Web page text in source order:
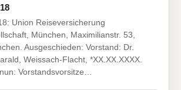
Union Reiseversicherung
München, Maximilianstr. 53,
Ausgeschieden: Vorstand: Dr.
Weissach-Flacht, *XX.XX.XXXX.
Vorstandsvorsitze…